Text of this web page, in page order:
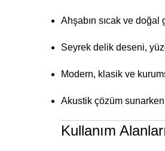
Ahşabın sıcak ve
Seyrek delik deseni,
Modern, klasik ve
Akustik çözüm
Kullanım